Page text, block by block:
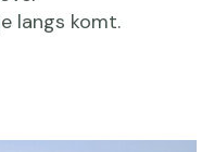
langs komt.